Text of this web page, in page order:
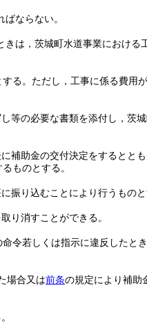
ならない。
は，茨城町水道事業におけ
る。 ただし，工事に係る費用
等の必要な書類を添付し，茨
補助金の交付決定をするとと
ものとする。
振り込むことにより行うものと
り消すことができる。
令若しくは指示に違反したとき
場合又は前条の規定により補助